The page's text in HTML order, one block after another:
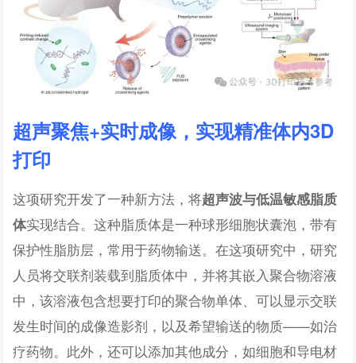
超声聚焦+实时成像， 实现精准体内3D
打印
这项研究开发了一种新方法，将超声波与低温敏感脂质
体实现结合。这种脂质体是一种球形细胞状囊泡，带有
保护性脂肪层，常用于药物输送。在这项研究中，研究
人员将交联剂装载到脂质体中，并将其嵌入聚合物溶液
中，该溶液包含想要打印的聚合物单体、可以显示交联
发生时间的成像造影剂，以及希望输送的物质——如治
疗药物。此外，还可以添加其他成分，如细胞和导电材